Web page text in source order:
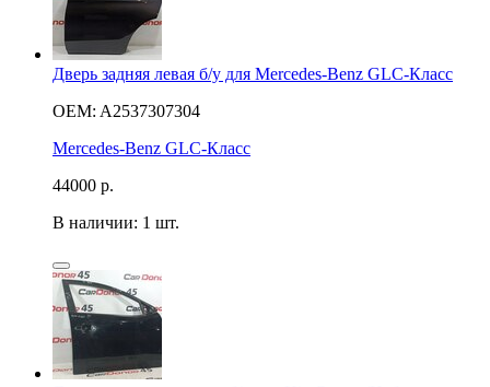
Дверь задняя левая б/у для Mercedes-Benz GLC-Класс
OEM: A2537307304
Mercedes-Benz GLC-Класс
44000 р.
В наличии: 1 шт.